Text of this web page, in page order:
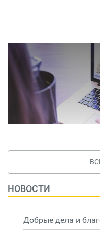
НОВОСТИ
Добрые дела и